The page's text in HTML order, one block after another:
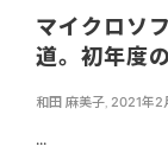
マイクロソ
道。初年度
和田 麻美子 2021年2
...